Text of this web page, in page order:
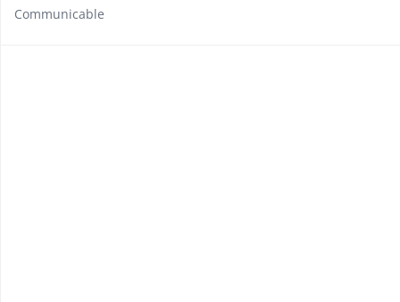
Communicable